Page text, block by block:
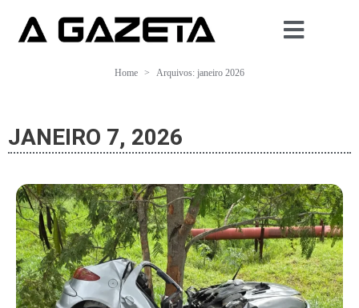
Home Arquivos: janeiro 2026
JANEIRO 7, 2026